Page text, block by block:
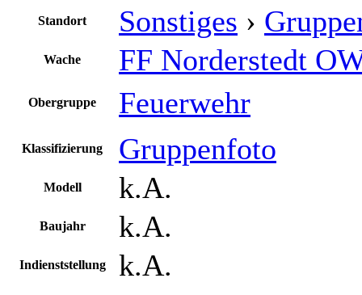
Standort Sonstiges ›
Wache FF Norderstedt
Obergruppe Feuerwehr
Klassifizierung Gruppenfoto
Modell k.A.
Baujahr k.A.
Indienststellung k.A.